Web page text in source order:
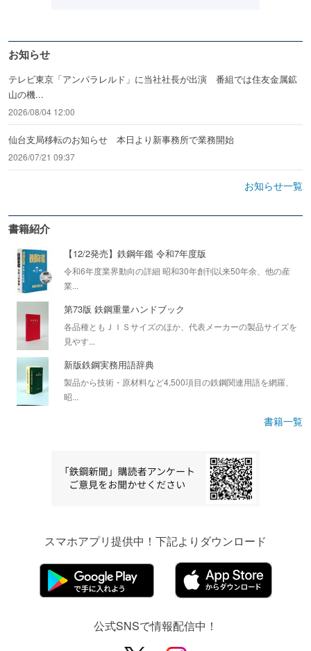
お知らせ
テレビ東京「アンパラレルド」に当社社長が出演 番組では住友金属鉱
山の機...
2026/08/04 12:00
仙台支局移転のお知らせ 本日より新事務所で業務開始
2026/07/21 09:37
お知らせ一覧
書籍紹介
【12/2発売】鉄鋼年鑑 令和7年度版
令和6年度業界動向の詳細 昭和30年創刊以来50年余、他の産
業...
第73版 鉄鋼重量ハンドブック
各品種ともＪＩＳサイズのほか、代表メーカーの製品サイズを
見やす...
新版鉄鋼実務用語辞典
製品から技術・原材料など4,500項目の鉄鋼関連用語を網羅、
昭...
書籍一覧
スマホアプリ提供中！下記よりダウンロード
公式SNSで情報配信中！